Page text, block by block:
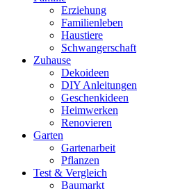
Erziehung
Familienleben
Haustiere
Schwangerschaft
Zuhause
Dekoideen
DIY Anleitungen
Geschenkideen
Heimwerken
Renovieren
Garten
Gartenarbeit
Pflanzen
Test & Vergleich
Baumarkt